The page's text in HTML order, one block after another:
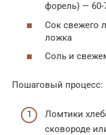
форель) — 60-
Сок свежего
ложка
Соль и
Пошаговый процесс:
Ломтики
сковороде